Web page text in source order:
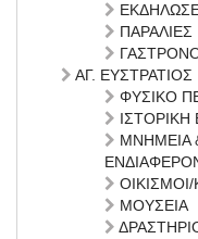
ΠΑΡΑΛΙΕΣ
ΑΓ. ΕΥΣΤΡΑΤΙΟΣ
ΦΥΣΙΚΟ
ΙΣΤΟΡΙΚΗ
ΜΝΗΜΕΙΑ
ΜΟΥΣΕΙΑ